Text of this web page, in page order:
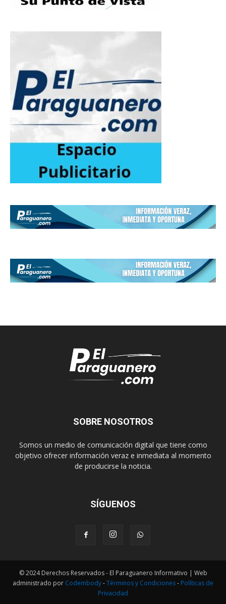
SOBRE NOSOTROS
Somos un medio de comunicación digital que tiene como
objetivo ofrecer información veraz e inmediata al momento
de producirse la noticia.
SÍGUENOS
© 2024 Derechos Reservados - El Paraguanero Informativo | Web
administrado por Codembody-Términos y Condiciones- Políticas de
Privacidad